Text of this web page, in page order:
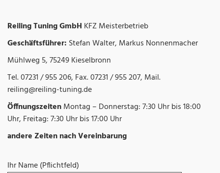
Reiling Tuning GmbH KFZ Meisterbetrieb
Geschäftsführer: Stefan Walter, Markus Nonnenmacher
Mühlweg 5,75249 Kieselbronn
Tel. 07231 / 955 206, Fax. 07231 / 955 207, Mail.
reiling@reiling-tuning.de
ÖffnungszeitenMontag – Donnerstag: 7:30 Uhr bis 18:00
Uhr, Freitag: 7:30 Uhr bis 17:00 Uhr
andere Zeiten nach Vereinbarung
Ihr Name (Pflichtfeld)